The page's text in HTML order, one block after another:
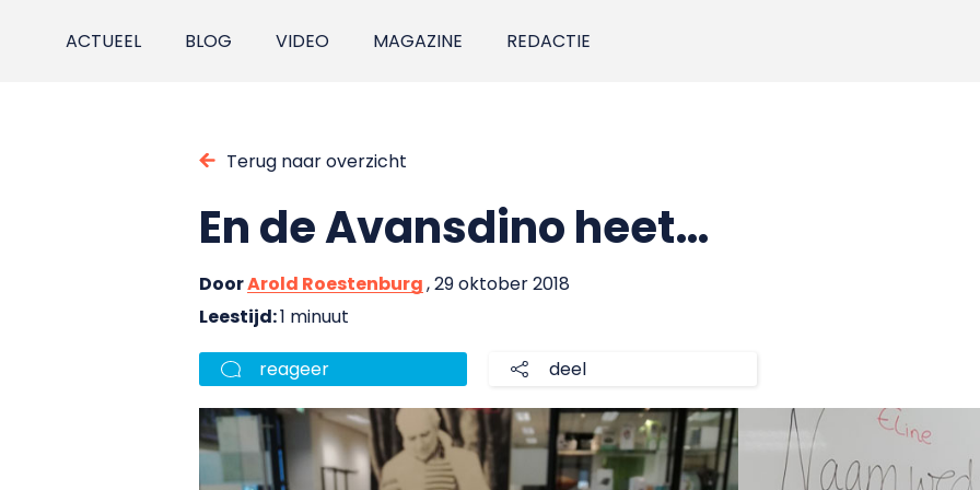
ACTUEEL BLOG VIDEO MAGAZINE REDACTIE
Terug naar overzicht
En de Avansdino heet…
DoorArold Roestenburg, 29 oktober 2018
Leestijd:1 minuut
reageer deel